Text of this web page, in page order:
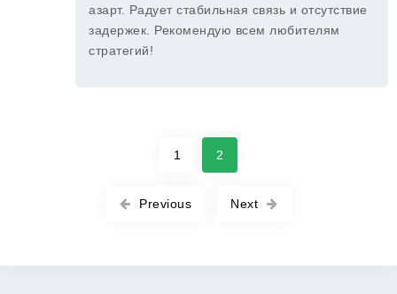
азарт. Радует стабильная связь и отсутствие
задержек. Рекомендую всем любителям
стратегий!
Previous
1 2
Next